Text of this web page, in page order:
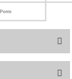
Porro